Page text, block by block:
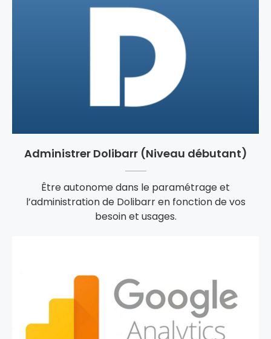
Administrer Dolibarr (Niveau débutant)
Être autonome dans le paramétrage et
l’administration de Dolibarr en fonction de vos
besoin et usages.